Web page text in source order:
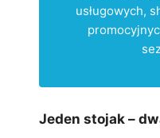
usługowych,
Jeden stojak –